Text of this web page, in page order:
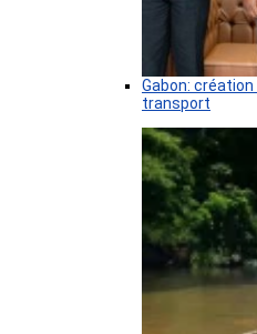
Gabon:
transport